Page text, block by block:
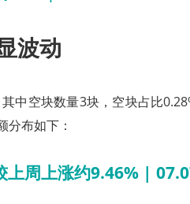
波动
中空块数量3块，空块占比
分布如下：